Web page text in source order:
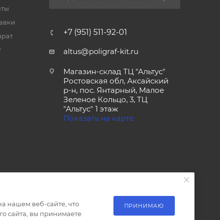
+7 (951) 511-92-01
altus@poligraf-kit.ru
Магазин-склад ТЦ "Альтус"
Ростовская обл, Аксайский
р-н, пос. Янтарный, Малое
Зеленое Кольцо, 3, ТЦ
"Альтус" 1 этаж
Показать на карте
нашем веб-сайте, что
сайта, вы принимаете
ПРИНИМАЮ